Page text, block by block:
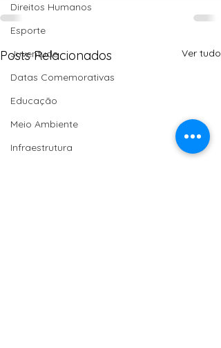
Direitos Humanos
Esporte
Juventude
Datas Comemorativas
Educação
Meio Ambiente
Infraestrutura
Posts Relacionados Ver tudo